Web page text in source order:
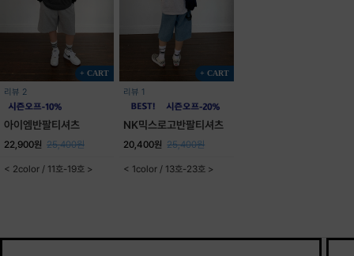
+ CART
리뷰 2
아이엠반팔티셔츠
22,900원 25,400원
< 2color / 11호-19호 >
+ CART
리뷰 1
NK믹스로고반팔티셔츠
20,400원 25,400원
< 1color / 13호-23호 >